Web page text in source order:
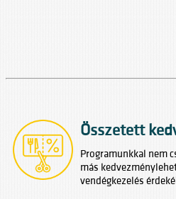
Összetett
Programunkkal nem
más
vendégkezelés